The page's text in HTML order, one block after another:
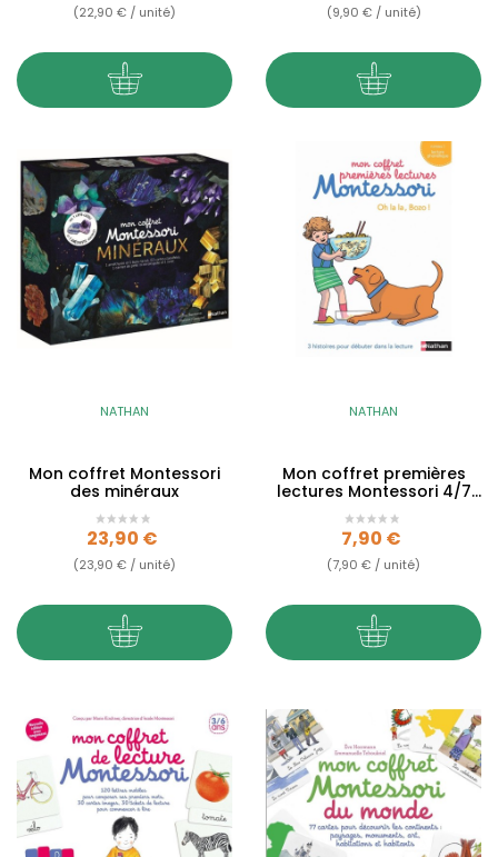
(22,90 € / unité) (9,90 € / unité)
NATHAN
Mon coffret Montessori
des minéraux
Prix
23,90 €
(23,90 € / unité)
NATHAN
Mon coffret premières
lectures Montessori 4/7
ans
Prix
7,90 €
(7,90 € / unité)